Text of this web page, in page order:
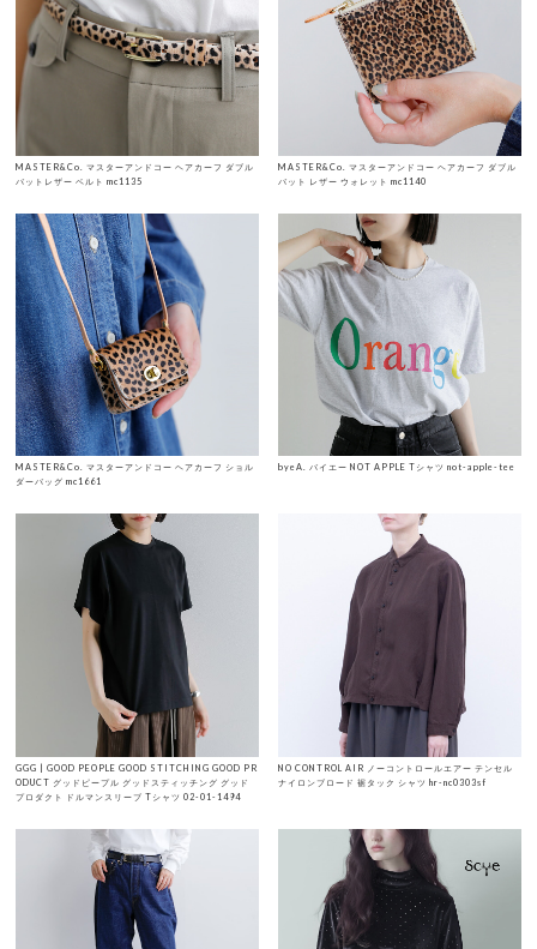
MASTER&Co. マスターアンドコー ヘアカーフ ダブル
バットレザー ベルト mc1135
MASTER&Co. マスターアンドコー ヘアカーフ ダブル
バット レザー ウォレット mc1140
MASTER&Co. マスターアンドコー ヘアカーフ ショル
ダーバッグ mc1661
byeA. バイエー NOT APPLE Tシャツ not-apple-tee
GGG | GOOD PEOPLE GOOD STITCHING GOOD PR
ODUCT グッドピープル グッドスティッチング グッド
プロダクト ドルマンスリーブ Tシャツ 02-01-1494
NO CONTROL AIR ノーコントロールエアー テンセル
ナイロンブロード 裾タック シャツ hr-nc0303sf